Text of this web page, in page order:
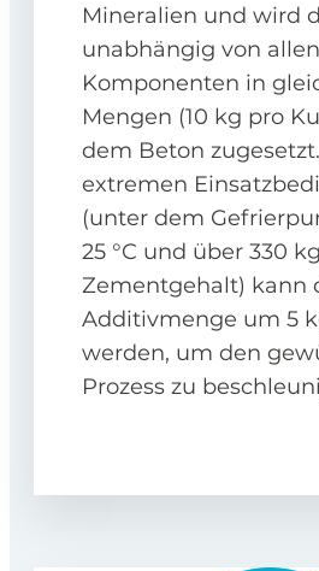
Mineralien und wird
unabhängig von allen
Komponenten in
Mengen (10 kg pro
dem Beton
extremen
(unter dem
25 °C und über 330 kg
Zementgehalt) kann
Additivmenge um 5
werden, um den
Prozess zu